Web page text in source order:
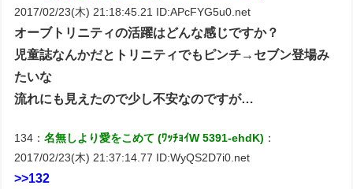
2017/02/23(木) 21:18:45.21 ID:APcFYG5u0.net
オーブトリニティの活躍はどんな感じですか？
児童誌なんかだとトリニティでもピンチ→セブン登場み
たいな
流れにも見えたので少し不安なのですが…
134：名無しより愛をこめて (ﾜｯﾁｮｲW 5391-ehdK) ：
2017/02/23(木) 21:37:14.77 ID:WyQS2D7i0.net
>>132